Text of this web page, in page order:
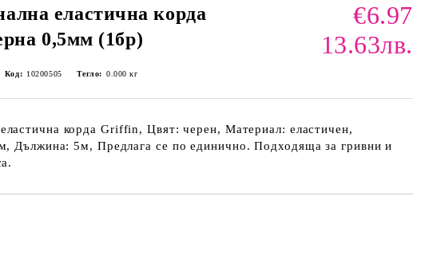
еластична корда
0,5мм (1бр)
€6.97
13.63лв.
Код: 10200505 Тегло: 0.000 кг
корда Griffin, Цвят: черен, Материал: еластичен,
Дължина: 5м, Предлага се по единично. Подходяща за гривни и